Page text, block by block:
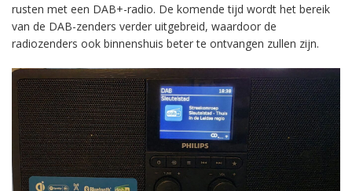
rusten met een DAB+-radio. De komende tijd wordt het bereik
van de DAB-zenders verder uitgebreid, waardoor de
radiozenders ook binnenshuis beter te ontvangen zullen zijn.